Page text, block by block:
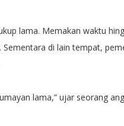
lama. Memakan waktu
di lain tempat,
lama,” ujar seorang